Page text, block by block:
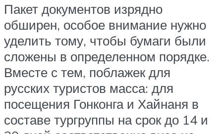
Пакет документов изрядно
обширен, особое внимание нужно
уделить тому, чтобы бумаги были
сложены в определенном порядке.
Вместе с тем, поблажек для
русских туристов масса: для
посещения Гонконга и Хайнаня в
составе тургруппы на срок до 14 и